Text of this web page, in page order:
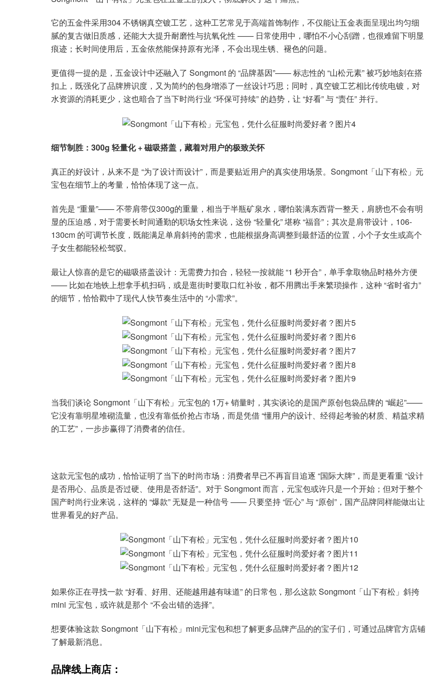
它的五金件采用304 不锈钢真空镀工艺，这种工艺常见于高端首饰制作，不仅能让五金表面呈现出均匀细
腻的复古做旧质感，还能大大提升耐磨性与抗氧化性 —— 日常使用中，哪怕不小心刮蹭，也很难留下明显
痕迹；长时间使用后，五金依然能保持原有光泽，不会出现生锈、褪色的问题。
更值得一提的是，五金设计中还融入了 Songmont 的 “品牌基因”—— 标志性的 “山松元素” 被巧妙地刻在搭
扣上，既强化了品牌辨识度，又为简约的包身增添了一丝设计巧思；同时，真空镀工艺相比传统电镀，对
水资源的消耗更少，这也暗合了当下时尚行业 “环保可持续” 的趋势，让 “好看” 与 “责任” 并行。
细节制胜：300g 轻量化 + 磁吸搭盖，藏着对用户的极致关怀
真正的好设计，从来不是 “为了设计而设计”，而是要贴近用户的真实使用场景。Songmont「山下有松」元
宝包在细节上的考量，恰恰体现了这一点。
首先是 “重量”—— 不带肩带仅300g的重量，相当于半瓶矿泉水，哪怕装满东西背一整天，肩膀也不会有明
显的压迫感，对于需要长时间通勤的职场女性来说，这份 “轻量化” 堪称 “福音”；其次是肩带设计，106-
130cm 的可调节长度，既能满足单肩斜挎的需求，也能根据身高调整到最舒适的位置，小个子女生或高个
子女生都能轻松驾驭。
最让人惊喜的是它的磁吸搭盖设计：无需费力扣合，轻轻一按就能 “1 秒开合”，单手拿取物品时格外方便
—— 比如在地铁上想拿手机扫码，或是逛街时要取口红补妆，都不用腾出手来繁琐操作，这种 “省时省力”
的细节，恰恰戳中了现代人快节奏生活中的 “小需求”。
当我们谈论 Songmont「山下有松」元宝包的 1万+ 销量时，其实谈论的是国产原创包袋品牌的 “崛起”——
它没有靠明星堆砌流量，也没有靠低价抢占市场，而是凭借 “懂用户的设计、经得起考验的材质、精益求精
的工艺”，一步步赢得了消费者的信任。
这款元宝包的成功，恰恰证明了当下的时尚市场：消费者早已不再盲目追逐 “国际大牌”，而是更看重 “设计
是否用心、品质是否过硬、使用是否舒适”。对于 Songmont 而言，元宝包或许只是一个开始；但对于整个
国产时尚行业来说，这样的 “爆款” 无疑是一种信号 —— 只要坚持 “匠心” 与 “原创”，国产品牌同样能做出让
世界看见的好产品。
如果你正在寻找一款 “好看、好用、还能越用越有味道” 的日常包，那么这款 Songmont「山下有松」斜挎
mini 元宝包，或许就是那个 “不会出错的选择”。
想要体验这款 Songmont「山下有松」mini元宝包和想了解更多品牌产品的的宝子们，可通过品牌官方店铺
了解最新消息。
品牌线上商店：